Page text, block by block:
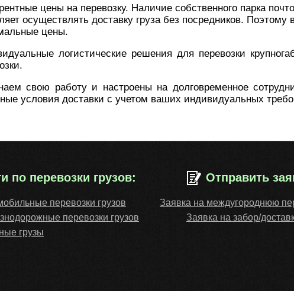
цены на перевозку. Наличие собственного парка
осуществлять доставку груза без посредников.
цены.
логистические решения для перевозки
свою работу и настроены на долговременное
условия доставки с учетом ваших индивидуальных
по перевозки грузов:
перевозки грузов
перевозки грузов
грузы
Отправить
Заявка на междугороднюю
Заявка на забор/